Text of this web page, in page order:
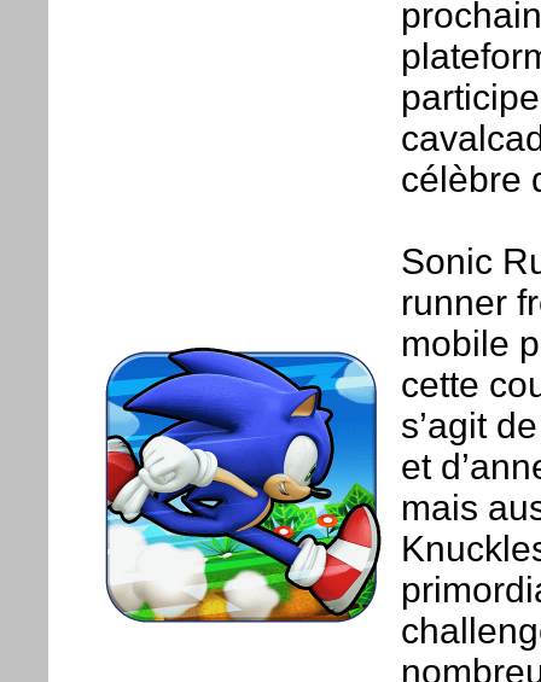
célèbre
Sonic
runner
mobile
cette
s’agit
et
mais